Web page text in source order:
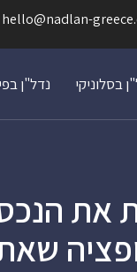
hello@nadlan-
בסלוניקי נדל"ן
את